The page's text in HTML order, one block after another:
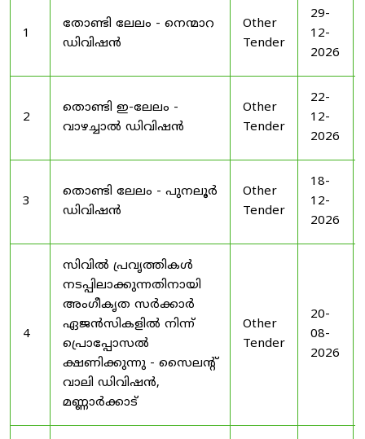
1
തോണ്ടി ലേലം - നെന്മാറ
ഡിവിഷൻ
Other
Tender
29-
12-
2026
2
തൊണ്ടി ഇ-ലേലം -
വാഴച്ചാൽ ഡിവിഷൻ
Other
Tender
22-
12-
2026
3
തൊണ്ടി ലേലം - പുനലൂർ
ഡിവിഷൻ
Other
Tender
18-
12-
2026
4
സിവിൽ പ്രവൃത്തികൾ
നടപ്പിലാക്കുന്നതിനായി
അംഗീകൃത സർക്കാർ
ഏജൻസികളിൽ നിന്ന്
പ്രൊപ്പോസൽ
ക്ഷണിക്കുന്നു - സൈലന്റ്
വാലി ഡിവിഷൻ,
മണ്ണാർക്കാട്
Other
Tender
20-
08-
2026